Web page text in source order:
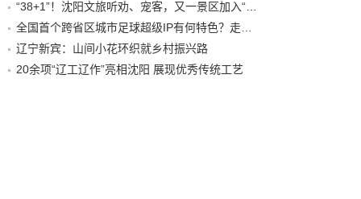
辽宁新宾：山间小花环织就乡村振兴路
20余项“辽工辽作”亮相沈阳 展现优秀传统工艺